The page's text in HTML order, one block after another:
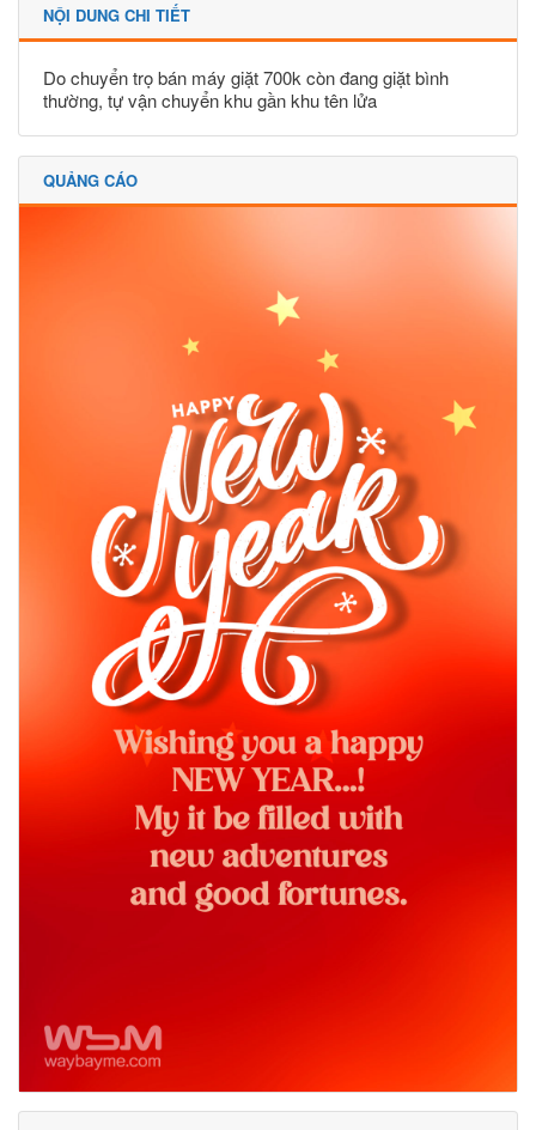
NỘI DUNG CHI TIẾT
Do chuyển trọ bán máy giặt 700k còn đang giặt bình
thường, tự vận chuyển khu gần khu tên lửa
QUẢNG CÁO